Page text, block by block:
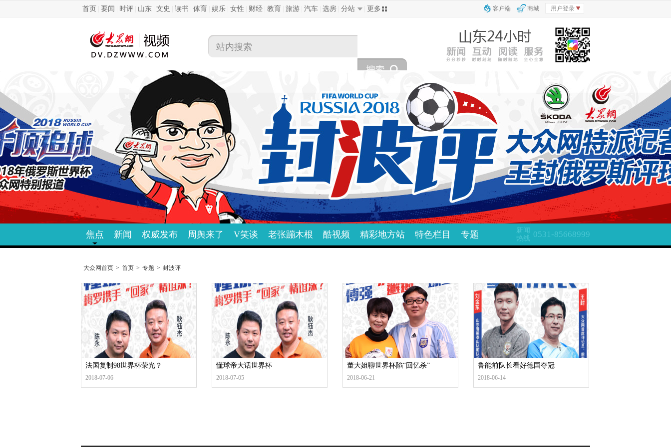
首页 要闻 时评 山东 文史 读书 体育 娱乐 女性 财经 教育 旅游 汽车 选房 分站 更多 客户端 商城 用户登录
焦点 新闻 权威发布 周舆来了 V笑谈 老张蹦木根 酷视频 精彩地方站 特色栏目 专题
新闻
热线 0531-85668999
大众网首页 > 首页 > 专题 > 封波评
法国复制98世界杯荣光？
2018-07-06
懂球帝大话世界杯
2018-07-05
董大姐聊世界杯陷“回忆杀”
2018-06-21
鲁能前队长看好德国夺冠
2018-06-14